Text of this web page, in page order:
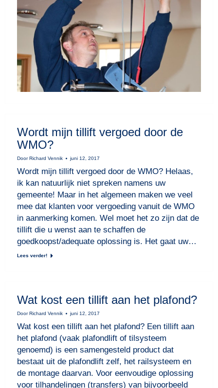
Wordt mijn tillift vergoed door de
WMO?
DoorRichard Vennik juni 12, 2017
Wordt mijn tillift vergoed door de WMO? Helaas,
ik kan natuurlijk niet spreken namens uw
gemeente! Maar in het algemeen maken we veel
mee dat klanten voor vergoeding vanuit de WMO
in aanmerking komen. Wel moet het zo zijn dat de
tillift die u wenst aan te schaffen de
goedkoopst/adequate oplossing is. Het gaat uw…
Lees verder!
Wat kost een tillift aan het plafond?
DoorRichard Vennik juni 12, 2017
Wat kost een tillift aan het plafond? Een tillift aan
het plafond (vaak plafondlift of tilsysteem
genoemd) is een samengesteld product dat
bestaat uit de plafondlift zelf, het railsysteem en
de montage daarvan. Voor eenvoudige oplossing
voor tilhandelingen (transfers) van bijvoorbeeld